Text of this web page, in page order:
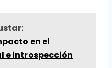
en el
e introspección